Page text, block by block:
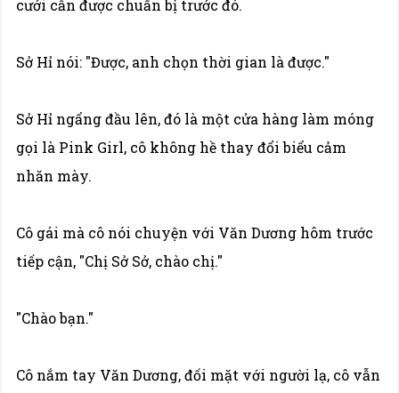
cưới cần được chuẩn bị trước đó.
Sở Hỉ nói: "Được, anh chọn thời gian là được."
Sở Hỉ ngẩng đầu lên, đó là một cửa hàng làm móng
gọi là Pink Girl, cô không hề thay đổi biểu cảm
nhăn mày.
Cô gái mà cô nói chuyện với Văn Dương hôm trước
tiếp cận, "Chị Sở Sở, chào chị."
"Chào bạn."
Cô nắm tay Văn Dương, đối mặt với người lạ, cô vẫn